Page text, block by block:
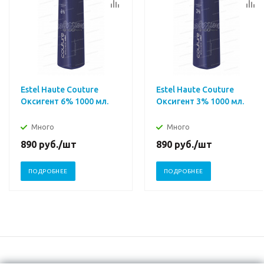
Estel Haute Couture
Оксигент 6% 1000 мл.
Много
890 руб./шт
ПОДРОБНЕЕ
Estel Haute Couture
Оксигент 3% 1000 мл.
Много
890 руб./шт
ПОДРОБНЕЕ